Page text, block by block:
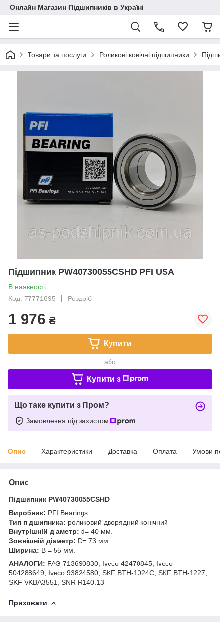
Онлайн Магазин Підшипників в Україні
Товари та послуги Роликові конічні підшипники
Підшипник PW40730055CSHD PFI USA
В наявності
Код: 77771895
Роздріб
1 976 ₴
Купити
або
Купити з
Що таке купити з Пром?
Замовлення під захистом
Опис Характеристики Доставка Оплата Умови
Опис
Підшипник PW40730055CSHD
Виробник: PFI Bearings
Тип підшипника: роликовий дворядний конічний
Внутрішній діаметр: d= 40 мм.
Зовнішній діаметр: D= 73 мм.
Ширина: B = 55 мм.
АНАЛОГИ: FAG 713690830, Iveco 42470845, Iveco
504288649, Iveco 93824580, SKF BTH-1024C, SKF BTH-1227,
SKF VKBA3551, SNR R140.13
Приховати